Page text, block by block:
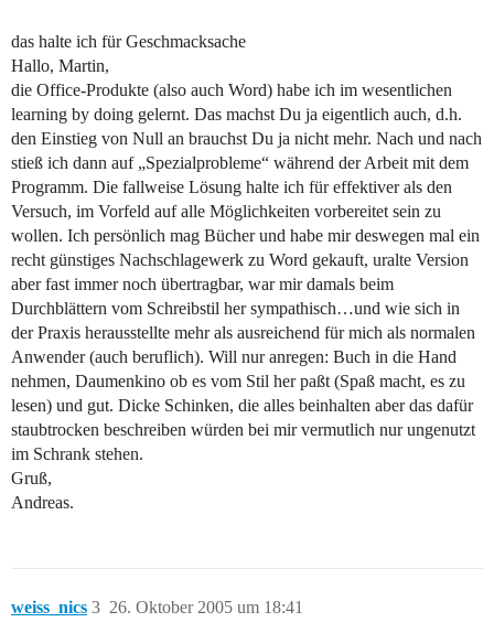
das halte ich für Geschmacksache
Hallo, Martin,
die Office-Produkte (also auch Word) habe ich im wesentlichen
learning by doing gelernt. Das machst Du ja eigentlich auch, d.h.
den Einstieg von Null an brauchst Du ja nicht mehr. Nach und nach
stieß ich dann auf „Spezialprobleme“ während der Arbeit mit dem
Programm. Die fallweise Lösung halte ich für effektiver als den
Versuch, im Vorfeld auf alle Möglichkeiten vorbereitet sein zu
wollen. Ich persönlich mag Bücher und habe mir deswegen mal ein
recht günstiges Nachschlagewerk zu Word gekauft, uralte Version
aber fast immer noch übertragbar, war mir damals beim
Durchblättern vom Schreibstil her sympathisch…und wie sich in
der Praxis herausstellte mehr als ausreichend für mich als normalen
Anwender (auch beruflich). Will nur anregen: Buch in die Hand
nehmen, Daumenkino ob es vom Stil her paßt (Spaß macht, es zu
lesen) und gut. Dicke Schinken, die alles beinhalten aber das dafür
staubtrocken beschreiben würden bei mir vermutlich nur ungenutzt
im Schrank stehen.
Gruß,
Andreas.
weiss_nics 26. Oktober 2005 um 18:41
3